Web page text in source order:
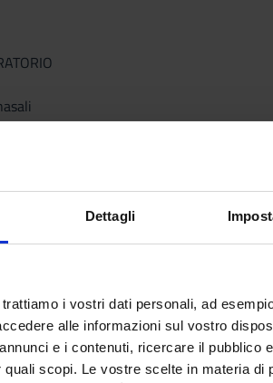
Dettagli
trattiamo i vostri dati personali, ad
alle informazioni sul vostro
e i contenuti, ricercare il
scopi. Le vostre scelte in materia